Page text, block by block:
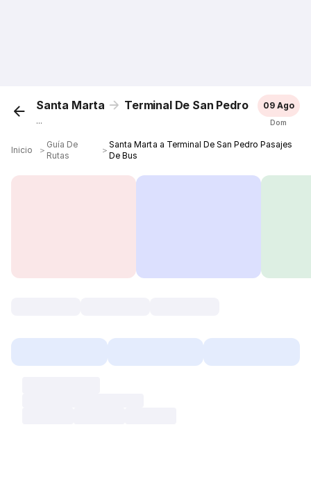
Santa Marta Terminal De San Pedro
...
09 Ago
Dom
Inicio ＞
Guía De
Rutas
＞
Santa Marta a Terminal De San Pedro Pasajes
De Bus